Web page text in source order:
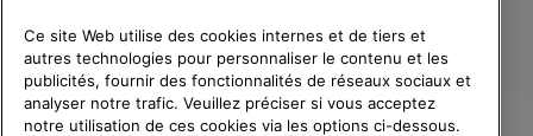
Ce site Web utilise des cookies internes et de tiers et
autres technologies pour personnaliser le contenu et les
publicités, fournir des fonctionnalités de réseaux sociaux et
analyser notre trafic. Veuillez préciser si vous acceptez
notre utilisation de ces cookies via les options ci-dessous.